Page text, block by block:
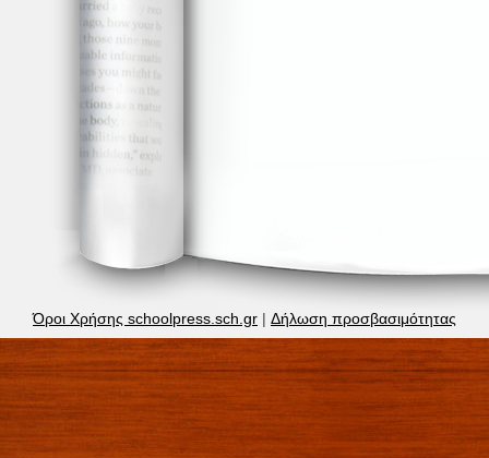
Όροι Χρήσης schoolpress.sch.gr | Δήλωση προσβασιμότητας